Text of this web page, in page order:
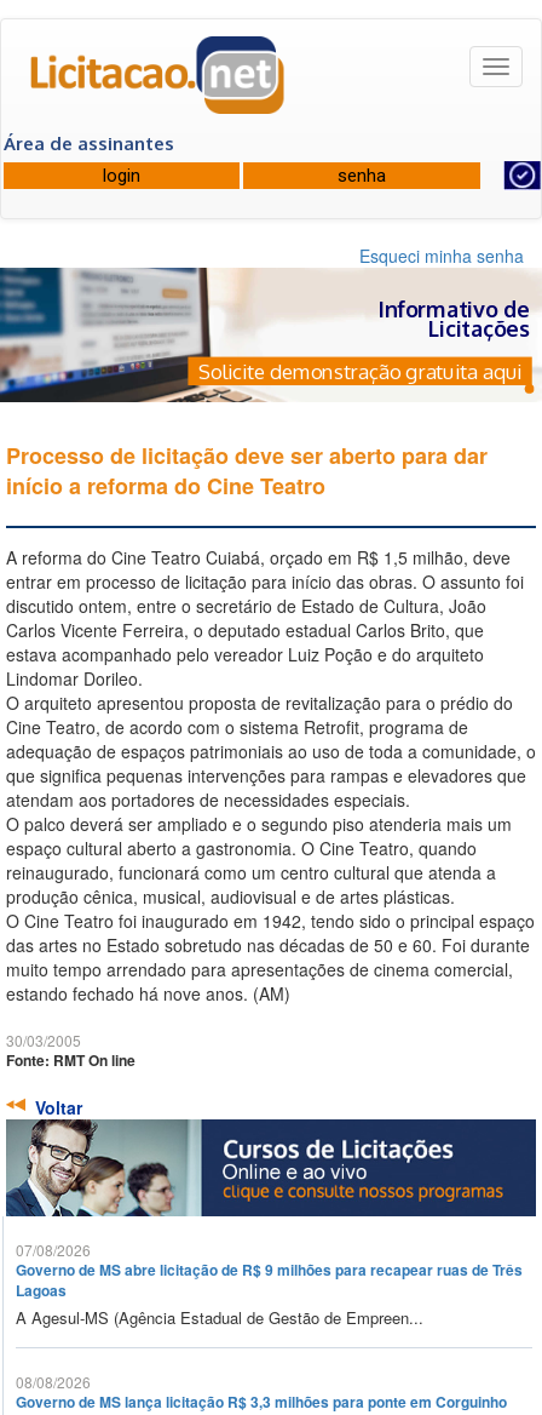
Área de assinantes
Esqueci minha senha
Informativo de
Licitações
Solicite demonstração gratuita aqui
Processo de licitação deve ser aberto para dar
início a reforma do Cine Teatro
A reforma do Cine Teatro Cuiabá, orçado em R$ 1,5 milhão, deve
entrar em processo de licitação para início das obras. O assunto foi
discutido ontem, entre o secretário de Estado de Cultura, João
Carlos Vicente Ferreira, o deputado estadual Carlos Brito, que
estava acompanhado pelo vereador Luiz Poção e do arquiteto
Lindomar Dorileo.
O arquiteto apresentou proposta de revitalização para o prédio do
Cine Teatro, de acordo com o sistema Retrofit, programa de
adequação de espaços patrimoniais ao uso de toda a comunidade, o
que significa pequenas intervenções para rampas e elevadores que
atendam aos portadores de necessidades especiais.
O palco deverá ser ampliado e o segundo piso atenderia mais um
espaço cultural aberto a gastronomia. O Cine Teatro, quando
reinaugurado, funcionará como um centro cultural que atenda a
produção cênica, musical, audiovisual e de artes plásticas.
O Cine Teatro foi inaugurado em 1942, tendo sido o principal espaço
das artes no Estado sobretudo nas décadas de 50 e 60. Foi durante
muito tempo arrendado para apresentações de cinema comercial,
estando fechado há nove anos. (AM)
30/03/2005
Fonte: RMT On line
Voltar
07/08/2026
Governo de MS abre licitação de R$ 9 milhões para recapear ruas de Três
Lagoas
A Agesul-MS (Agência Estadual de Gestão de Empreen...
08/08/2026
Governo de MS lança licitação R$ 3,3 milhões para ponte em Corguinho